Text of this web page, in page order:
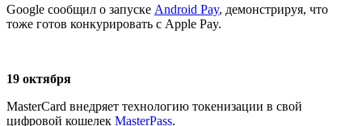
Google сообщил о запуске Android Pay, демонстрируя, что
тоже готов конкурировать с Apple Pay.
19 октября
MasterCard внедряет технологию токенизации в свой
цифровой кошелек MasterPass.